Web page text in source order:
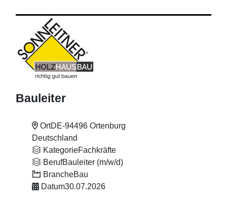
Bauleiter
OrtDE-94496 Ortenburg
Deutschland
KategorieFachkräfte
BerufBauleiter (m/w/d)
BrancheBau
Datum30.07.2026